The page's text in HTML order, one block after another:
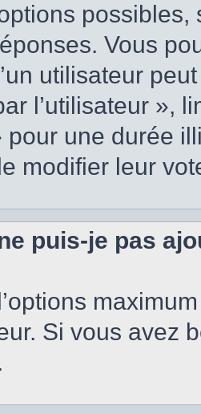
Vous
utilisateur
l’utilisateur »,
pour une durée
modifier leur
puis-je pas
Si vous avez